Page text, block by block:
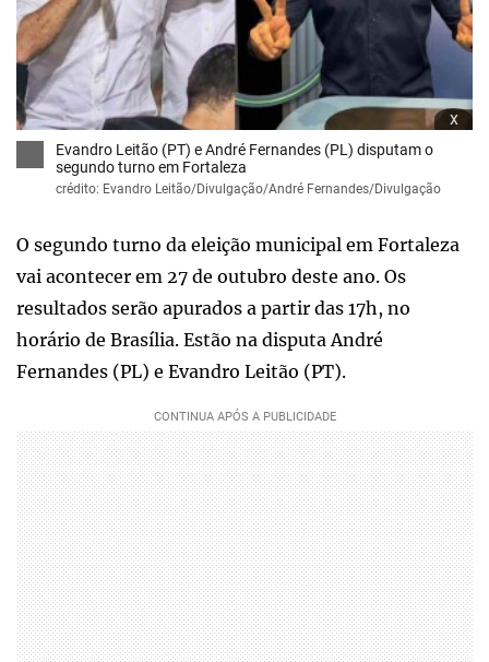
x
Evandro Leitão (PT) e André Fernandes (PL) disputam o
segundo turno em Fortaleza
crédito: Evandro Leitão/Divulgação/André Fernandes/Divulgação
O segundo turno da eleição municipal em Fortaleza
vai acontecer em 27 de outubro deste ano. Os
resultados serão apurados a partir das 17h, no
horário de Brasília. Estão na disputa André
Fernandes (PL) e Evandro Leitão (PT).